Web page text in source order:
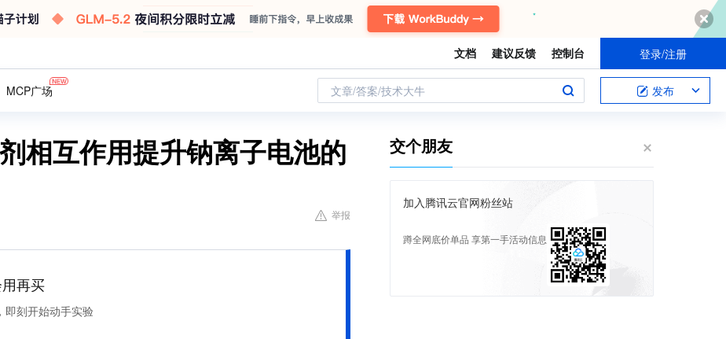
文档 建议反馈 控制台 登录/注册
MCP广场 文章/答案/技术大牛 发布
相互作用提升钠离子电池的
举报
再买
即刻开始动手实验
交个朋友
加入腾讯云官网粉丝站
蹲全网底价单品 享第一手活动信息